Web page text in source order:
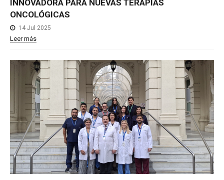
INNOVADORA PARA NUEVAS TERAPIAS
ONCOLÓGICAS
14 Jul 2025
Leer más